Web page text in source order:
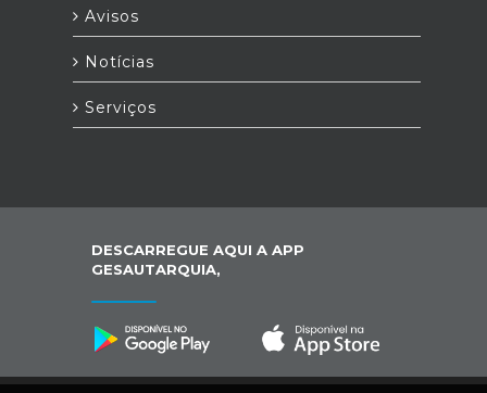
Avisos
Notícias
Serviços
DESCARREGUE AQUI A APP
GESAUTARQUIA,